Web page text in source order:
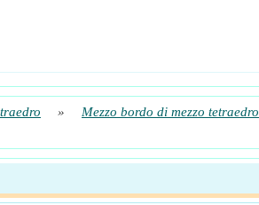
» Mezzo bordo di mezzo tetraedro